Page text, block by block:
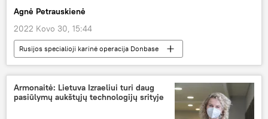
Agnė Petrauskienė
2022 Kovo 30, 15:44
Rusijos specialioji karinė operacija Donbase
Rusija
Dmitrijus Peskovas
Ukraina
Kremlius
Pasaulyje
Armonaitė: Lietuva Izraeliui turi daug
pasiūlymų aukštųjų technologijų srityje